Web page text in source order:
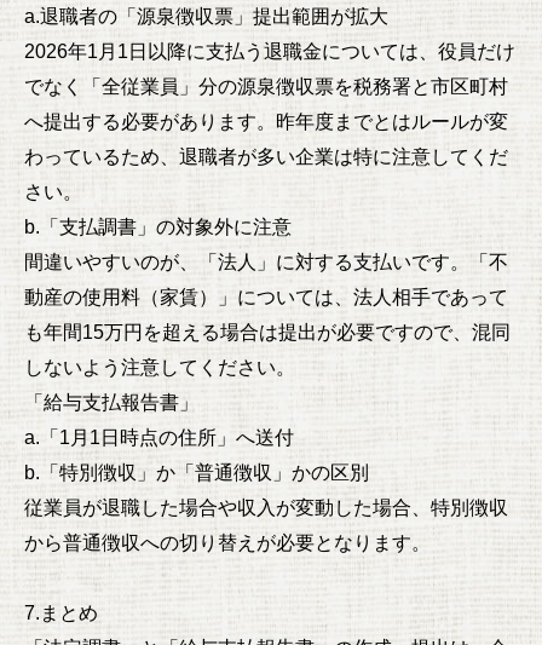
a.退職者の「源泉徴収票」提出範囲が拡大
2026年1月1日以降に支払う退職金については、役員だけ
でなく「全従業員」分の源泉徴収票を税務署と市区町村
へ提出する必要があります。昨年度までとはルールが変
わっているため、退職者が多い企業は特に注意してくだ
さい。
b.「支払調書」の対象外に注意
間違いやすいのが、「法人」に対する支払いです。「不
動産の使用料（家賃）」については、法人相手であって
も年間15万円を超える場合は提出が必要ですので、混同
しないよう注意してください。
「給与支払報告書」
a.「1月1日時点の住所」へ送付
b.「特別徴収」か「普通徴収」かの区別
従業員が退職した場合や収入が変動した場合、特別徴収
から普通徴収への切り替えが必要となります。
7.まとめ